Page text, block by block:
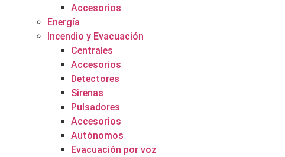
Accesorios
Energía
Incendio y Evacuación
Centrales
Accesorios
Detectores
Sirenas
Pulsadores
Accesorios
Autónomos
Evacuación por voz